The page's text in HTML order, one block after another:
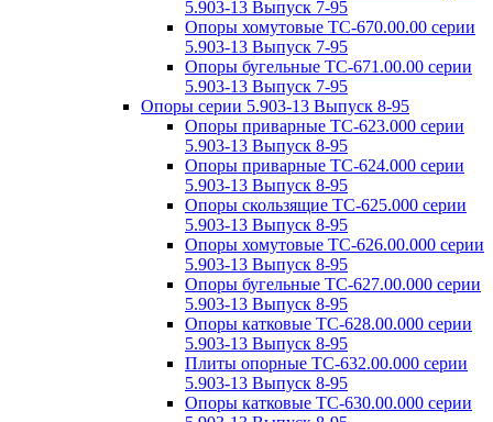
5.903-13 Выпуск 7-95
Опоры хомутовые ТС-670.00.00 серии
5.903-13 Выпуск 7-95
Опоры бугельные ТС-671.00.00 серии
5.903-13 Выпуск 7-95
Опоры серии 5.903-13 Выпуск 8-95
Опоры приварные ТС-623.000 серии
5.903-13 Выпуск 8-95
Опоры приварные ТС-624.000 серии
5.903-13 Выпуск 8-95
Опоры скользящие ТС-625.000 серии
5.903-13 Выпуск 8-95
Опоры хомутовые ТС-626.00.000 серии
5.903-13 Выпуск 8-95
Опоры бугельные ТС-627.00.000 серии
5.903-13 Выпуск 8-95
Опоры катковые ТС-628.00.000 серии
5.903-13 Выпуск 8-95
Плиты опорные ТС-632.00.000 серии
5.903-13 Выпуск 8-95
Опоры катковые ТС-630.00.000 серии